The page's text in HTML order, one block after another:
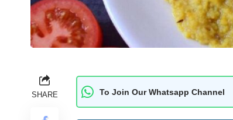
SHARE To Join Our Whatsapp Channel